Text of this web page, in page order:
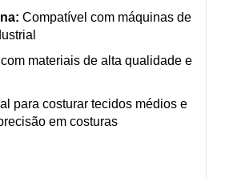
Compatível com máquinas de
materiais de alta qualidade e
para costurar tecidos médios e
em costuras